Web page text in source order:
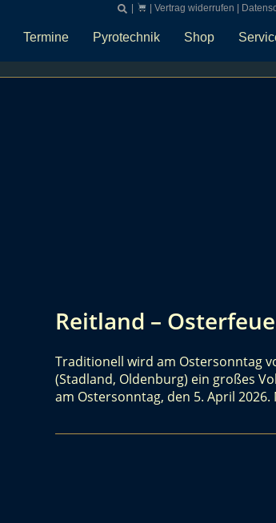
Vertrag widerrufen
Termine Pyrotechnik Shop
Reitland –
Traditionell wird am Ostersonntag
(Stadland, Oldenburg) ein großes
am Ostersonntag, den 5. April